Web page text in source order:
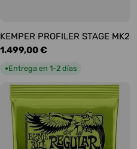
KEMPER PROFILER STAGE MK2
Precio
habitual
1.499,00 €
●Entrega en 1-2 días